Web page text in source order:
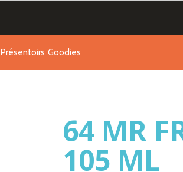
Présentoirs Goodies
64 MR
105 ML